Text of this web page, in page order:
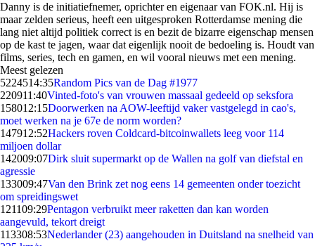
Danny is de initiatiefnemer, oprichter en eigenaar van FOK.nl. Hij is
maar zelden serieus, heeft een uitgesproken Rotterdamse mening die
lang niet altijd politiek correct is en bezit de bizarre eigenschap mensen
op de kast te jagen, waar dat eigenlijk nooit de bedoeling is. Houdt van
films, series, tech en gamen, en wil vooral nieuws met een mening.
Meest gelezen
5224514:35Random Pics van de Dag #1977
220911:40Vinted-foto's van vrouwen massaal gedeeld op seksfora
158012:15Doorwerken na AOW-leeftijd vaker vastgelegd in cao's,
moet werken na je 67e de norm worden?
147912:52Hackers roven Coldcard-bitcoinwallets leeg voor 114
miljoen dollar
142009:07Dirk sluit supermarkt op de Wallen na golf van diefstal en
agressie
133009:47Van den Brink zet nog eens 14 gemeenten onder toezicht
om spreidingswet
121109:29Pentagon verbruikt meer raketten dan kan worden
aangevuld, tekort dreigt
113308:53Nederlander (23) aangehouden in Duitsland na snelheid van